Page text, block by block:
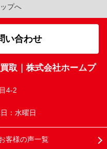
プへ
い合わせ
取｜株式会社ホームプ
4-2
：水曜日
客様の声一覧